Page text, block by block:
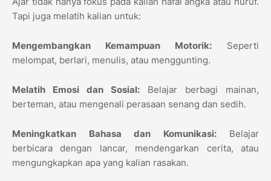
Tapi juga melatih kalian untuk:
Mengembangkan Kemampuan Motorik: Seperti
melompat, berlari, menulis, atau menggunting.
Melatih Emosi dan Sosial: Belajar berbagi mainan,
berteman, atau mengenali perasaan senang dan sedih.
Meningkatkan Bahasa dan Komunikasi:Belajar
berbicara dengan lancar, mendengarkan cerita, atau
mengungkapkan apa yang kalian rasakan.